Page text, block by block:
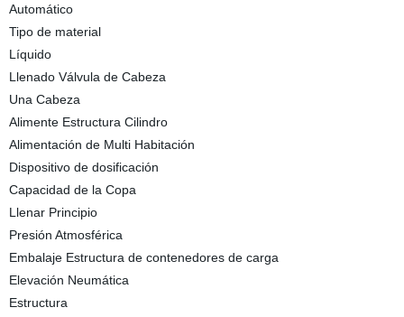
Automático
Tipo de material
Líquido
Llenado Válvula de Cabeza
Una Cabeza
Alimente Estructura Cilindro
Alimentación de Multi Habitación
Dispositivo de dosificación
Capacidad de la Copa
Llenar Principio
Presión Atmosférica
Embalaje Estructura de contenedores de carga
Elevación Neumática
Estructura